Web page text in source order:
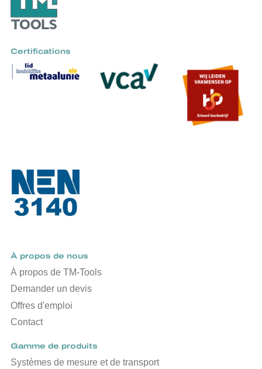
Certifications
À propos de nous
À propos de TM-Tools
Demander un devis
Offres d'emploi
Contact
Gamme de produits
Systèmes de mesure et de transport